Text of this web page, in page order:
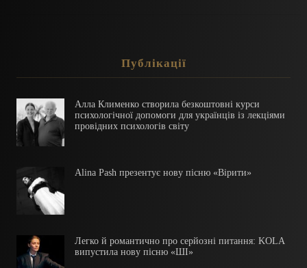
Публікації
Алла Клименко створила безкоштовні курси
психологічної допомоги для українців із лекціями
провідних психологів світу
Alina Pash презентує нову пісню «Вірити»
Легко й романтично про серйозні питання: KOLA
випустила нову пісню «ШІ»